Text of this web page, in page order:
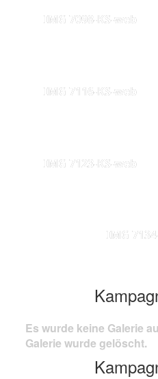
IMG 7098-KS-web
IMG 7116-KS-web
IMG 7123-KS-web
IMG
Es wurde keine Galerie
Galerie wurde gelöscht.